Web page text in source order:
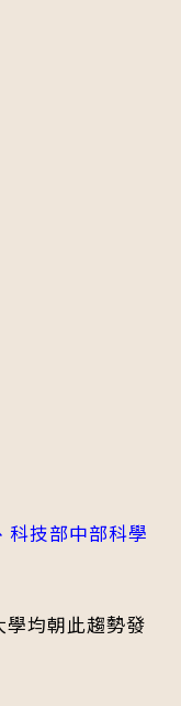
技部中部科學
均朝此趨勢發